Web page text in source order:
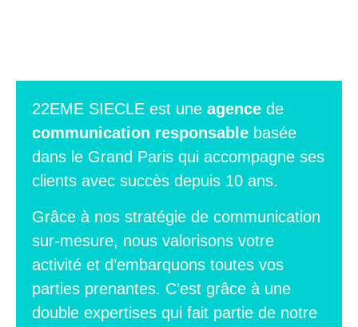
22EME SIECLE est uneagence de
communication responsable basée
dans le Grand Paris qui accompagne ses
clients avec succès depuis 10 ans.
Grâce à nos stratégie de communication
sur-mesure, nous valorisons votre
activité et d’embarquons toutes vos
parties prenantes. C’est grâce à une
double expertises qui fait partie de notre